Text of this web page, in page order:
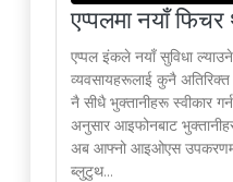
एप्पलमा नयाँ फिचर
एप्पल इंकले नयाँ सुविधा
व्यवसायहरूलाई कुनै अतिरिक्त
नै सीधै भुक्तानीहरू स्वीकार
अनुसार आइफोनबाट
अब आफ्नो आइओएस उपकरणमा
ब्लुटुथ...